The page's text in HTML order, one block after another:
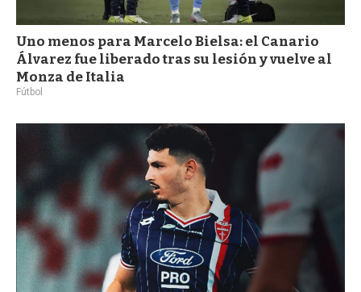
Uno menos para Marcelo Bielsa: el Canario
Álvarez fue liberado tras su lesión y vuelve al
Monza de Italia
Fútbol